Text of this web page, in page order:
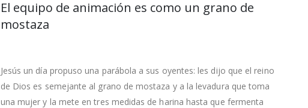
El equipo de animación es como un grano de
mostaza
Jesús un día propuso una parábola a sus oyentes: les dijo que el reino
de Dios es semejante al grano de mostaza y a la levadura que toma
una mujer y la mete en tres medidas de harina hasta que fermenta